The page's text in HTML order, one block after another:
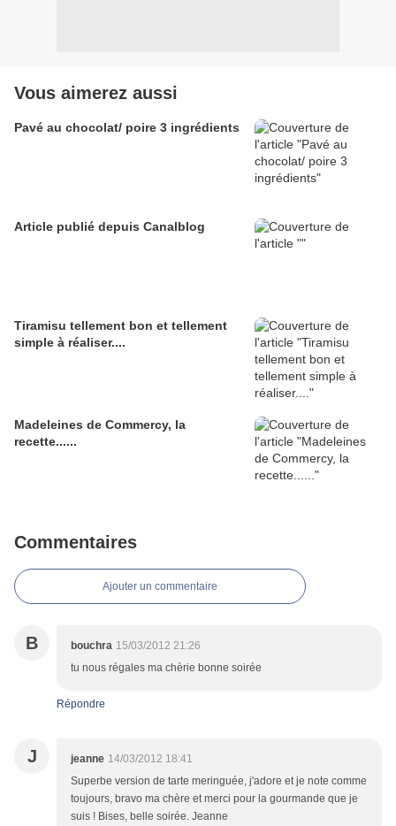
Vous aimerez aussi
Pavé au chocolat/ poire 3 ingrédients
Article publié depuis Canalblog
Tiramisu tellement bon et tellement
simple à réaliser....
Madeleines de Commercy, la
recette......
Commentaires
Ajouter un commentaire
B bouchra 15/03/2012 21:26
tu nous régales ma chèrie bonne soirée
Répondre
J jeanne 14/03/2012 18:41
Superbe version de tarte meringuée, j'adore et je note comme
toujours, bravo ma chère et merci pour la gourmande que je
suis ! Bises, belle soirée. Jeanne